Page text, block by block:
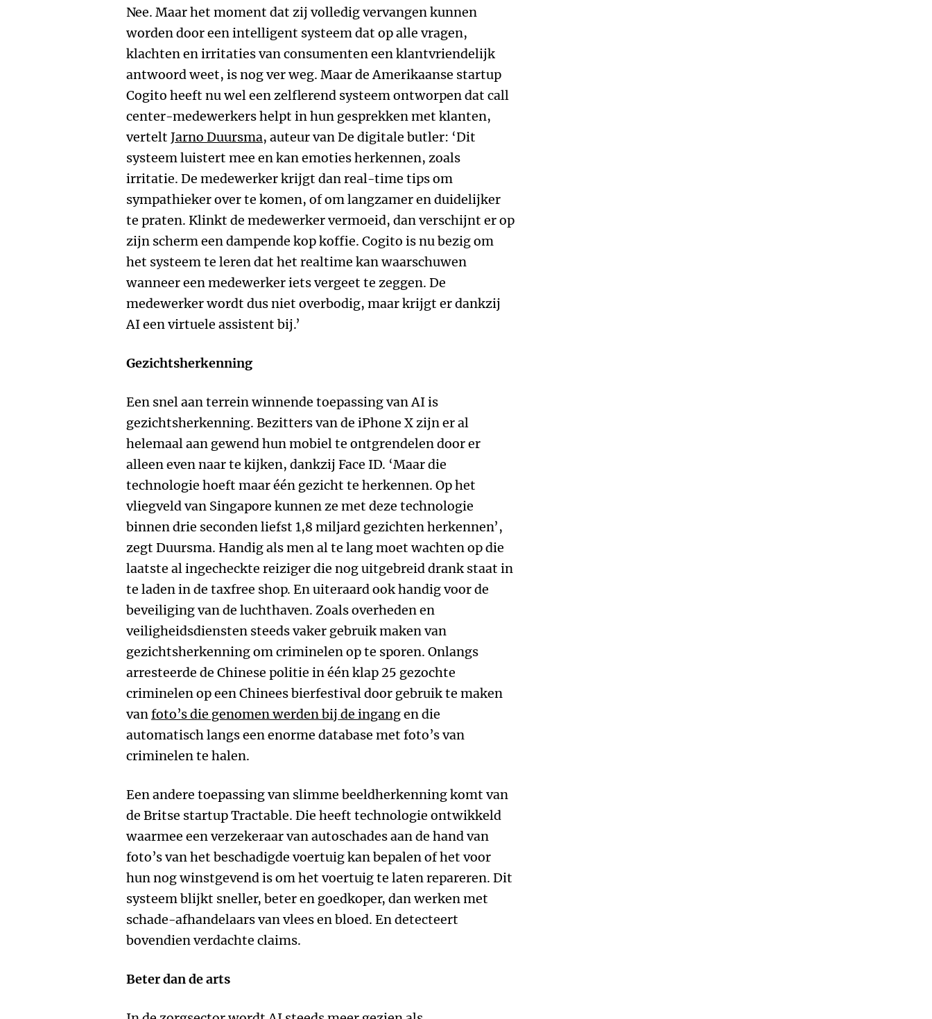
Nee. Maar het moment dat zij volledig vervangen kunnen
worden door een intelligent systeem dat op alle vragen,
klachten en irritaties van consumenten een klantvriendelijk
antwoord weet, is nog ver weg. Maar de Amerikaanse startup
Cogito heeft nu wel een zelflerend systeem ontworpen dat call
center-medewerkers helpt in hun gesprekken met klanten,
vertelt Jarno Duursma, auteur van De digitale butler: ‘Dit
systeem luistert mee en kan emoties herkennen, zoals
irritatie. De medewerker krijgt dan real-time tips om
sympathieker over te komen, of om langzamer en duidelijker
te praten. Klinkt de medewerker vermoeid, dan verschijnt er op
zijn scherm een dampende kop koffie. Cogito is nu bezig om
het systeem te leren dat het realtime kan waarschuwen
wanneer een medewerker iets vergeet te zeggen. De
medewerker wordt dus niet overbodig, maar krijgt er dankzij
AI een virtuele assistent bij.’
Gezichtsherkenning
Een snel aan terrein winnende toepassing van AI is
gezichtsherkenning. Bezitters van de iPhone X zijn er al
helemaal aan gewend hun mobiel te ontgrendelen door er
alleen even naar te kijken, dankzij Face ID. ‘Maar die
technologie hoeft maar één gezicht te herkennen. Op het
vliegveld van Singapore kunnen ze met deze technologie
binnen drie seconden liefst 1,8 miljard gezichten herkennen’,
zegt Duursma. Handig als men al te lang moet wachten op die
laatste al ingecheckte reiziger die nog uitgebreid drank staat in
te laden in de taxfree shop. En uiteraard ook handig voor de
beveiliging van de luchthaven. Zoals overheden en
veiligheidsdiensten steeds vaker gebruik maken van
gezichtsherkenning om criminelen op te sporen. Onlangs
arresteerde de Chinese politie in één klap 25 gezochte
criminelen op een Chinees bierfestival door gebruik te maken
vanfoto’s die genomen werden bij de ingangen die
automatisch langs een enorme database met foto’s van
criminelen te halen.
Een andere toepassing van slimme beeldherkenning komt van
de Britse startup Tractable. Die heeft technologie ontwikkeld
waarmee een verzekeraar van autoschades aan de hand van
foto’s van het beschadigde voertuig kan bepalen of het voor
hun nog winstgevend is om het voertuig te laten repareren. Dit
systeem blijkt sneller, beter en goedkoper, dan werken met
schade-afhandelaars van vlees en bloed. En detecteert
bovendien verdachte claims.
Beter dan de arts